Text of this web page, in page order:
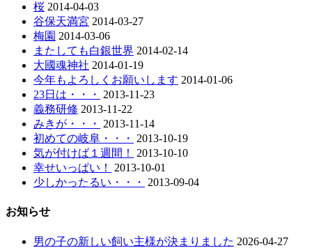
桜 2014-04-03
谷保天満宮 2014-03-27
梅園 2014-03-06
またしても白銀世界 2014-02-14
大國魂神社 2014-01-19
今年もよろしくお願いします 2014-01-06
23日は・・・
2013-11-23
義務研修 2013-11-22
みきが・・・
2013-11-14
初めての岐阜・・・
2013-10-19
気が付けば１週間！
2013-10-10
幸せいっぱい！
2013-10-01
少しかったるい・・・
2013-09-04
お知らせ
男の子の新しい飼い主様が決まりました 2026-04-27